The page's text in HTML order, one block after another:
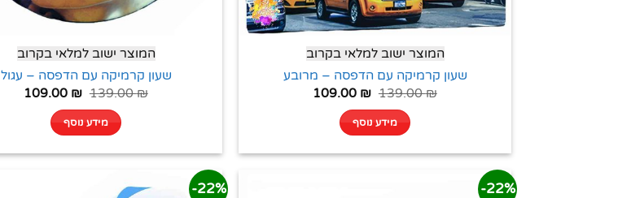
המוצר ישוב למלאי בקרוב
שעון קרמיקה עם הדפסה – מרובע
139.00₪
109.00 ₪
מידע נוסף
המוצר ישוב למלאי בקרוב
שעון קרמיקה עם הדפסה – עגול
139.00₪
109.00 ₪
מידע נוסף
22%-
22%-